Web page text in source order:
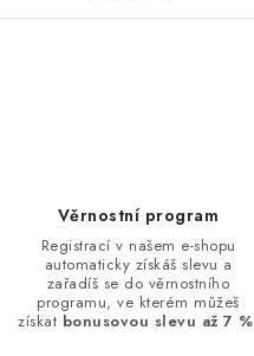
p
Věrnostní program
Registrací v našem e-shopu
automaticky získáš slevu a
zařadíš se do věrnostního
programu, ve kterém můžeš
získat bonusovou slevu až 7 %